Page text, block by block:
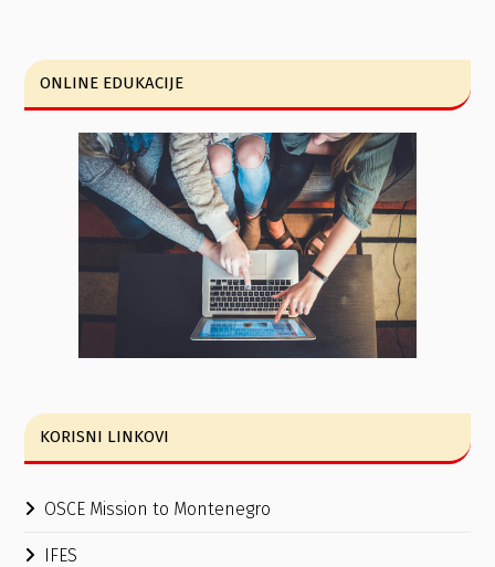
ONLINE EDUKACIJE
KORISNI LINKOVI
OSCE Mission to Montenegro
IFES